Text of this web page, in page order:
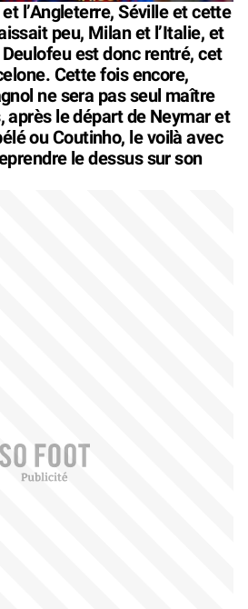
l’Angleterre, Séville et cette
peu, Milan et l’Italie, et
est donc rentré, cet
Cette fois encore,
ne sera pas seul maître
après le départ de Neymar et
ou Coutinho, le voilà avec
le dessus sur son